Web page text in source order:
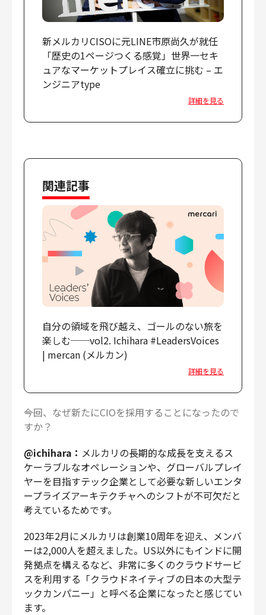
新メルカリCISOに元LINE市原尚久が就任
「歴史の1ページつくる感覚」世界一セキ
ュアなマーケットプレイス確立に挑む – エ
ンジニアtype
詳細を見る
関連記事
自分の領域を飛び越え、ゴールのない旅を
楽しむ──vol2. Ichihara #LeadersVoices
| mercan (メルカン)
詳細を見る
――今回、なぜ新たにCIOを採用することになったので
すか？
@ichihara： メルカリの長期的な成長を支えるス
ケーラブルなオペレーションや、グローバルプレイ
ヤーを目指すテック企業として必要な新しいエンタ
ープライズアーキテクチャへのシフトが不可欠だと
考えているためです。
2023年2月にメルカリは創業10周年を迎え、メンバ
ーは2,000人を超えました。US以外にもインドに開
発拠点を構えるなど、非常に多くのクラウドサービ
スを利用する「クラウドネイティブの日本の大型テ
ックカンパニー」と呼べる企業になったと感じてい
ます。